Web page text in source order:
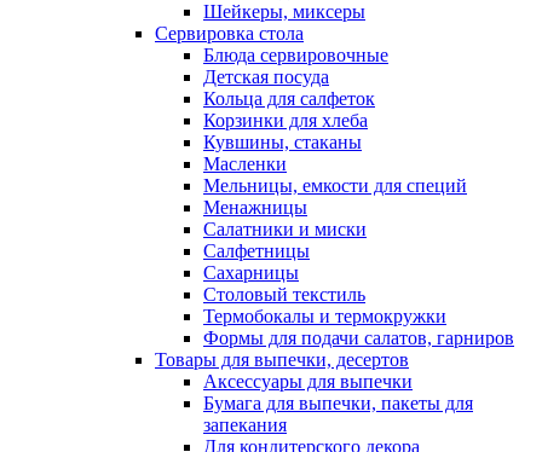
Шейкеры, миксеры
Сервировка стола
Блюда сервировочные
Детская посуда
Кольца для салфеток
Корзинки для хлеба
Кувшины, стаканы
Масленки
Мельницы, емкости для специй
Менажницы
Салатники и миски
Салфетницы
Сахарницы
Столовый текстиль
Термобокалы и термокружки
Формы для подачи салатов, гарниров
Товары для выпечки, десертов
Аксессуары для выпечки
Бумага для выпечки, пакеты для
запекания
Для кондитерского декора